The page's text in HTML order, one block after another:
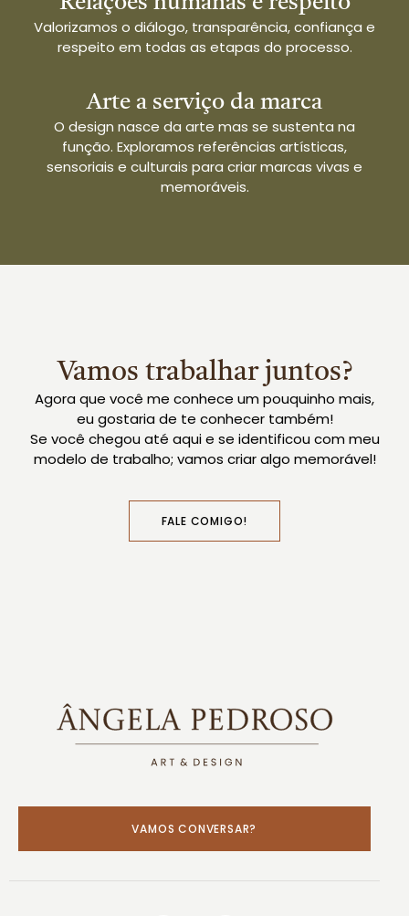
Valorizamos o diálogo, transparência, confiança e
respeito em todas as etapas do processo.
Arte a serviço da marca
O design nasce da arte mas se sustenta na
função. Exploramos referências artísticas,
sensoriais e culturais para criar marcas vivas e
memoráveis.
Vamos trabalhar juntos?
Agora que você me conhece um pouquinho mais,
eu gostaria de te conhecer também!
Se você chegou até aqui e se identificou com meu
modelo de trabalho; vamos criar algo memorável!
FALE COMIGO!
VAMOS CONVERSAR?